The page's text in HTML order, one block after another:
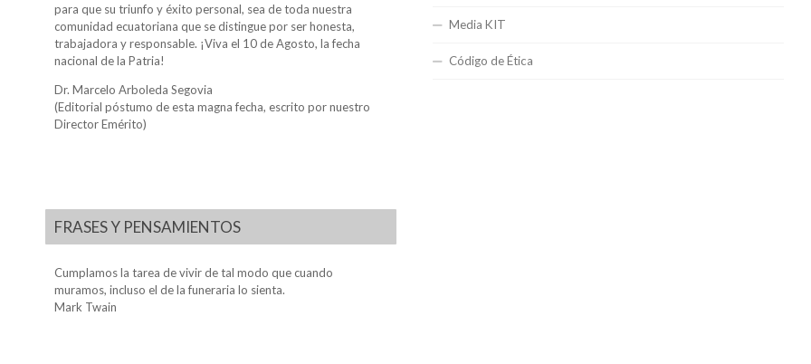
para que su triunfo y éxito personal, sea de toda nuestra
comunidad ecuatoriana que se distingue por ser honesta,
trabajadora y responsable. ¡Viva el 10 de Agosto, la fecha
nacional de la Patria!
Dr. Marcelo Arboleda Segovia
(Editorial póstumo de esta magna fecha, escrito por nuestro
Director Emérito)
FRASES Y PENSAMIENTOS
Cumplamos la tarea de vivir de tal modo que cuando
muramos, incluso el de la funeraria lo sienta.
Mark Twain
Media KIT
Código de Ética